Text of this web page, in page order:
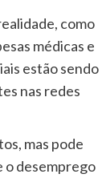
como
médicas e
estão sendo
nas redes
mas pode
o desemprego